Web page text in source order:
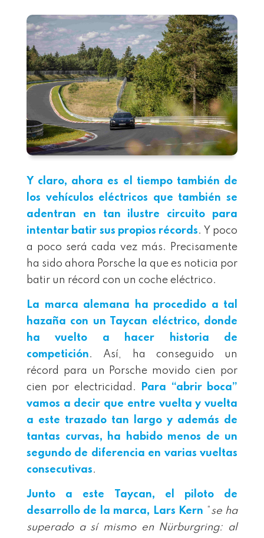
Y claro, ahora es el tiempo también de
los vehículos eléctricos que también se
adentran en tan ilustre circuito para
intentar batir sus propios récords. Y poco
a poco será cada vez más. Precisamente
ha sido ahora Porsche la que es noticia por
batir un récord con un coche eléctrico.
La marca alemana ha procedido a tal
hazaña con un Taycan eléctrico, donde
ha vuelto a hacer historia de
competición. Así, ha conseguido un
récord para un Porsche movido cien por
cien por electricidad.
Para “abrir boca”
vamos a decir que entre vuelta y vuelta
a este trazado tan largo y además de
tantas curvas, ha habido menos de un
segundo de diferencia en varias vueltas
consecutivas.
Junto a este Taycan, el piloto de
desarrollo de la marca, Lars Kern “se ha
superado a sí mismo en Nürburgring: al